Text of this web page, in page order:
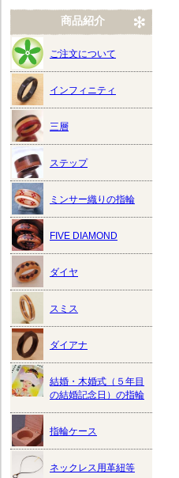
商品紹介
ご注文について
インフィニティ
三層
ステップ
ミンサー織りの指輪
FIVE DIAMOND
ダイヤ
スミス
ダイアナ
結婚・木婚式（５年目
の結婚記念日）の指輪
指輪ケース
ネックレス用革紐等